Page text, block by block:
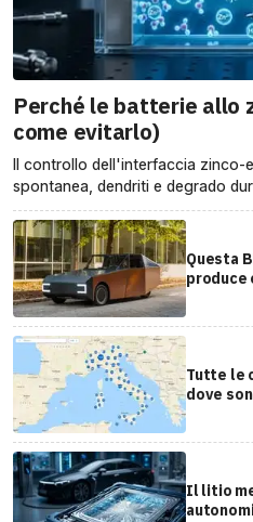
Perché le batterie allo
come evitarlo)
Il controllo dell'interfaccia zinco-
spontanea, dendriti e degrado
Questa
produce
Tutte le
dove
Il litio